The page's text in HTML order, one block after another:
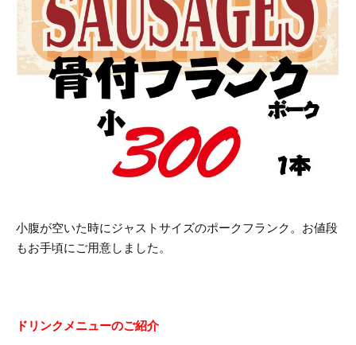
小腹が空いた時にジャストサイズのポークフランク。お値段
もお手頃にご用意しました。
ドリンクメニューのご紹介